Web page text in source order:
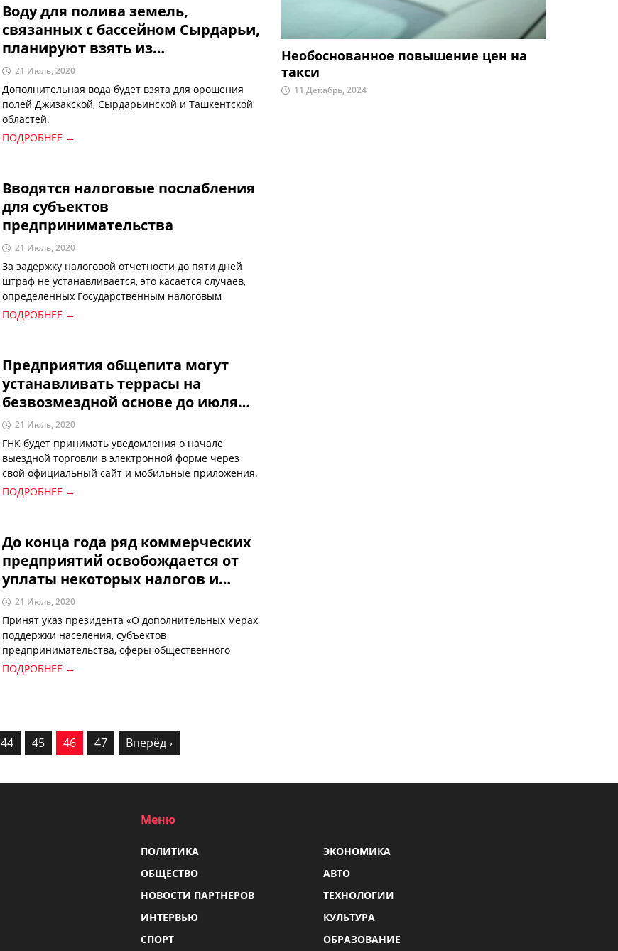
Воду для полива земель,
связанных с бассейном Сырдарьи,
планируют взять из
водохранилища на территории
Таджикистана
21 Июль, 2020
Дополнительная вода будет взята для орошения
полей Джизакской, Сырдарьинской и Ташкентской
областей.
ПОДРОБНЕЕ →
Вводятся налоговые послабления
для субъектов
предпринимательства
21 Июль, 2020
За задержку налоговой отчетности до пяти дней
штраф не устанавливается, это касается случаев,
определенных Государственным налоговым
комитетом Республики Узбекистан.
ПОДРОБНЕЕ →
Предприятия общепита могут
устанавливать террасы на
безвозмездной основе до июля
2021 года
21 Июль, 2020
ГНК будет принимать уведомления о начале
выездной торговли в электронной форме через
свой официальный сайт и мобильные приложения.
ПОДРОБНЕЕ →
До конца года ряд коммерческих
предприятий освобождается от
уплаты некоторых налогов и
сборов
21 Июль, 2020
Принят указ президента «О дополнительных мерах
поддержки населения, субъектов
предпринимательства, сферы общественного
питания, торговли и услуг для снижения
ПОДРОБНЕЕ →
44 45 46 47 Вперёд ›
Необоснованное повышение цен на
такси
11 Декабрь, 2024
Меню
ПОЛИТИКА
ЭКОНОМИКА
ОБЩЕСТВО
АВТО
НОВОСТИ ПАРТНЕРОВ
ТЕХНОЛОГИИ
ИНТЕРВЬЮ
КУЛЬТУРА
СПОРТ
ОБРАЗОВАНИЕ